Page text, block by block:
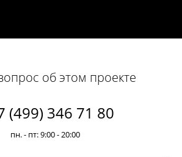
об этом проекте
(499) 346 71 80
пн. - пт: 9:00 - 20:00